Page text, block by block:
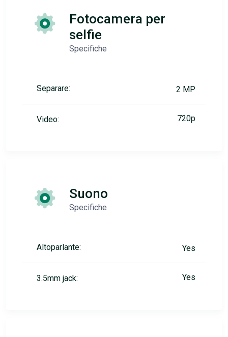
Fotocamera per
selfie
Specifiche
Separare: 2 MP
Video: 720p
Suono
Specifiche
Altoparlante: Yes
3.5mm jack: Yes